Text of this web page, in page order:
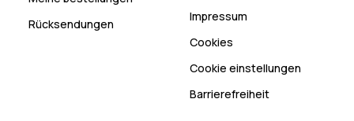
Rücksendungen
Impressum
Cookies
Cookie einstellungen
Barrierefreiheit